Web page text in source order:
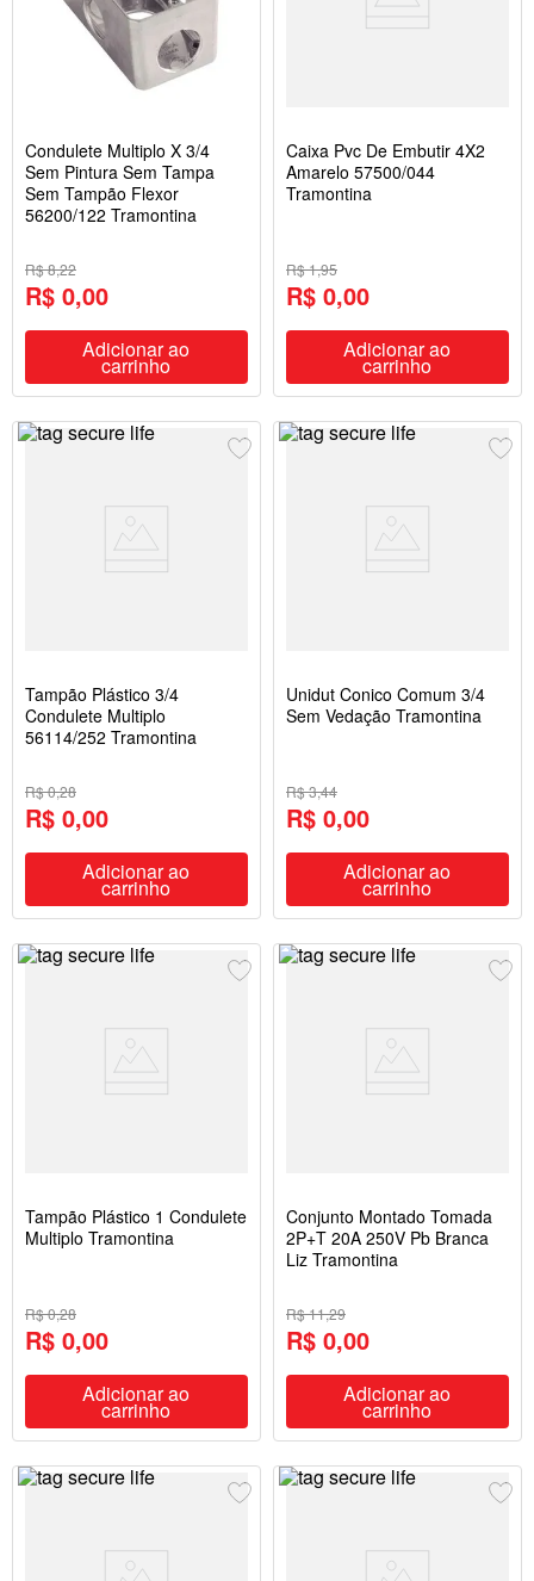
Condulete Multiplo X 3/4
Sem Pintura Sem Tampa
Sem Tampão Flexor
56200/122 Tramontina
R$ 8,22
R$ 0,00
Adicionar ao
carrinho
Caixa Pvc De Embutir 4X2
Amarelo 57500/044
Tramontina
R$ 1,95
R$ 0,00
Adicionar ao
carrinho
Tampão Plástico 3/4
Condulete Multiplo
56114/252 Tramontina
R$ 0,28
R$ 0,00
Adicionar ao
carrinho
Unidut Conico Comum 3/4
Sem Vedação Tramontina
R$ 3,44
R$ 0,00
Adicionar ao
carrinho
Tampão Plástico 1 Condulete
Multiplo Tramontina
R$ 0,28
R$ 0,00
Adicionar ao
carrinho
Conjunto Montado Tomada
2P+T 20A 250V Pb Branca
Liz Tramontina
R$ 11,29
R$ 0,00
Adicionar ao
carrinho